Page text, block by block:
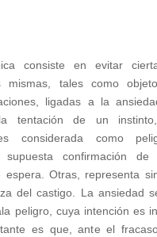
consiste en evitar
tales como
ligadas a la
tentación de un
es considerada como
confirmación
espera. Otras, representa
del castigo. La ansiedad
peligro, cuya intención es
es que, ante el